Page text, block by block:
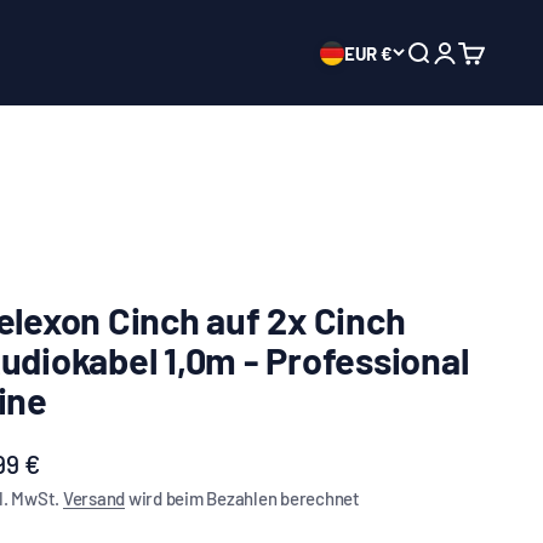
EUR € Suche öffnen
Mein Konto
Cinch auf 2x Cinch
1,0m - Professional
€
MwSt. Versandwird beim Bezahlen berechnet